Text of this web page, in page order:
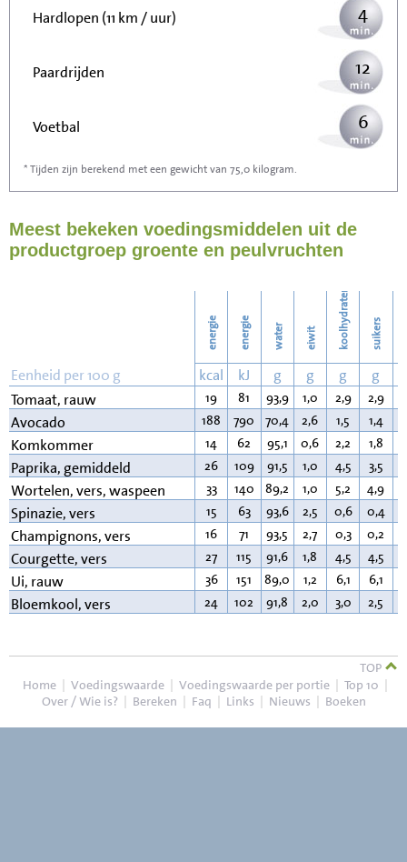
Hardlopen (11 km / uur) 4
Paardrijden 12
Voetbal 6
Stofzuigen
Strijken 20
23
* Tijden zijn berekend met een gewicht van 75,0 kilogram.
Meest bekeken voedingsmiddelen uit de
productgroep groente en peulvruchten
energie energie water eiwit koolhydraten suikers
Eenheid per 100 g kcal kJ g g g g
Tomaat, rauw
19 81 93,9 1,0 2,9 2,9
Avocado 188 790 70,4 2,6 1,5 1,4
Komkommer 14 62 95,1 0,6 2,2 1,8
Paprika, gemiddeld 26 109 91,5 1,0 4,5 3,5
Wortelen, vers, waspeen 33 140 89,2 1,0 5,2 4,9
Spinazie, vers 15 63 93,6 2,5 0,6 0,4
Champignons, vers 16 71 93,5 2,7 0,3 0,2
Courgette, vers 27 115 91,6 1,8 4,5 4,5
Ui, rauw 36 151 89,0 1,2 6,1 6,1
Bloemkool, vers 24 102 91,8 2,0 3,0 2,5
TOP
Home | Voedingswaarde | Voedingswaarde per portie | Top 10 |
Over / Wie is? | Bereken | Faq | Links | Nieuws | Boeken